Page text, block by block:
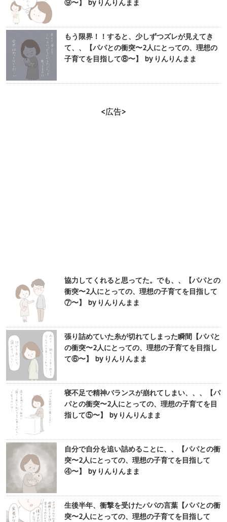
⑨〜】 by りんりんまま
もう限界！！すると、少しずつズレが見えてき
て、、【パパとの衝突〜2人にとっての、理想の
子育てを目指して⑧〜】 by りんりんまま
<広告>
協力してくれると思ってた。でも、、【パパとの
衝突〜2人にとっての、理想の子育てを目指して
⑦〜】 by りんりんまま
張り詰めていた糸が切れてしまった瞬間【パパと
の衝突〜2人にとっての、理想の子育てを目指し
て⑥〜】 by りんりんまま
寝不足で精神バランスが崩れてしまい、、、【パ
パとの衝突〜2人にとっての、理想の子育てを目
指して⑤〜】 by りんりんまま
自分で自分を追い詰めることに、、【パパとの衝
突〜2人にとっての、理想の子育てを目指して
④〜】 by りんりんまま
生後半年、衝撃を受けたパパの言葉【パパとの衝
突〜2人にとっての、理想の子育てを目指して